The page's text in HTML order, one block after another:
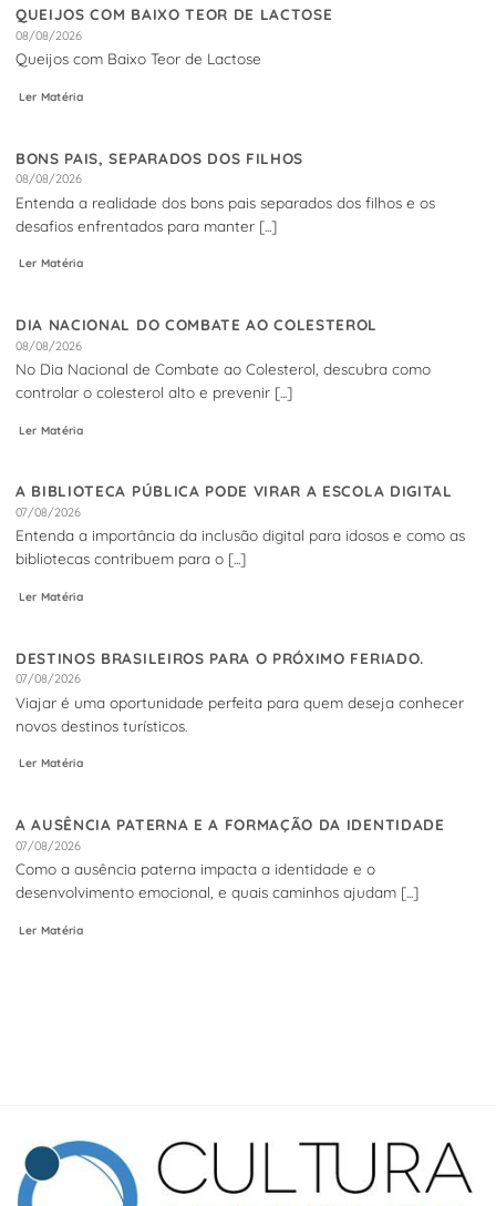
QUEIJOS COM BAIXO TEOR DE LACTOSE
08/08/2026
Queijos com Baixo Teor de Lactose
Ler Matéria
BONS PAIS, SEPARADOS DOS FILHOS
08/08/2026
Entenda a realidade dos bons pais separados dos filhos e os
desafios enfrentados para manter [...]
Ler Matéria
DIA NACIONAL DO COMBATE AO COLESTEROL
08/08/2026
No Dia Nacional de Combate ao Colesterol, descubra como
controlar o colesterol alto e prevenir [...]
Ler Matéria
A BIBLIOTECA PÚBLICA PODE VIRAR A ESCOLA DIGITAL
07/08/2026
Entenda a importância da inclusão digital para idosos e como as
bibliotecas contribuem para o [...]
Ler Matéria
DESTINOS BRASILEIROS PARA O PRÓXIMO FERIADO.
07/08/2026
Viajar é uma oportunidade perfeita para quem deseja conhecer
novos destinos turísticos.
Ler Matéria
A AUSÊNCIA PATERNA E A FORMAÇÃO DA IDENTIDADE
07/08/2026
Como a ausência paterna impacta a identidade e o
desenvolvimento emocional, e quais caminhos ajudam [...]
Ler Matéria